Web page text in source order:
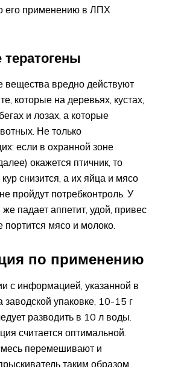
его применению в ЛПХ
тератогены
вещества вредно действуют
которые на деревьях, кустах,
и лозах, а которые
Не только
если в охранной зоне
окажется птичник, то
снизится, а их яйца и мясо
пройдут потребконтроль. У
падает аппетит, удой, привес
портится мясо и молоко.
по применению
с информацией, указанной в
заводской упаковке, 10-15 г
разводить в 10 л воды.
считается оптимальной.
перемешивают и
таким образом,